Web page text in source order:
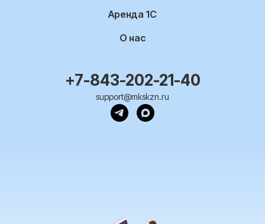
Аренда 1С
О нас
+7-843-202-21-40
support@mkskzn.ru